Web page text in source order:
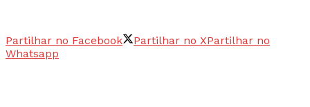
Partilhar no Facebook Partilhar no XPartilhar no
Whatsapp